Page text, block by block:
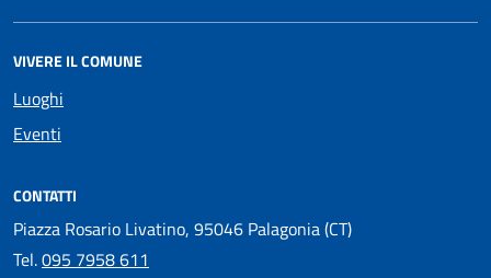
VIVERE IL COMUNE
Luoghi
Eventi
CONTATTI
Piazza Rosario Livatino, 95046 Palagonia (CT)
Tel.095 7958 611